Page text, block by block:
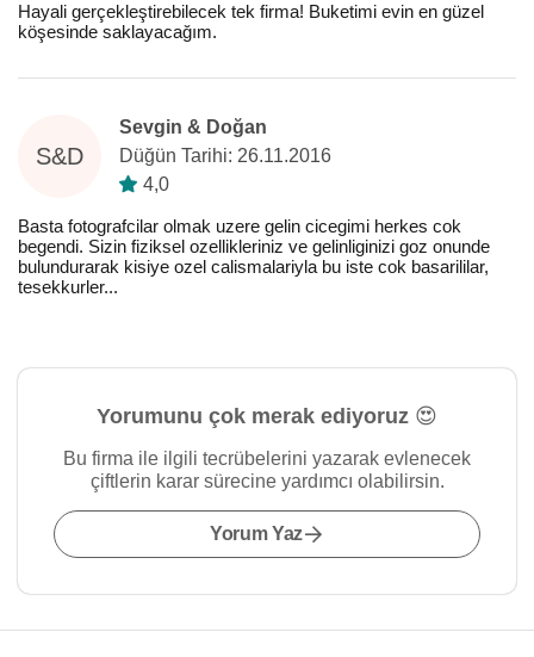
Hayali gerçekleştirebilecek tek firma! Buketimi evin en güzel
köşesinde saklayacağım.
S&D
Sevgin & Doğan
Düğün Tarihi: 26.11.2016
4,0
Basta fotografcilar olmak uzere gelin cicegimi herkes cok
begendi. Sizin fiziksel ozellikleriniz ve gelinliginizi goz onunde
bulundurarak kisiye ozel calismalariyla bu iste cok basarililar,
tesekkurler...
Yorumunu çok merak ediyoruz 😍
Bu firma ile ilgili tecrübelerini yazarak evlenecek
çiftlerin karar sürecine yardımcı olabilirsin.
Yorum Yaz